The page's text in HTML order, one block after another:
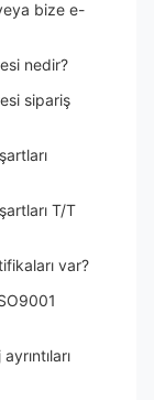
bize e-
nedir?
sipariş
T/T
var?